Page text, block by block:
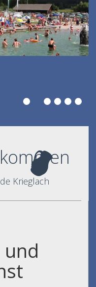
Krieglach